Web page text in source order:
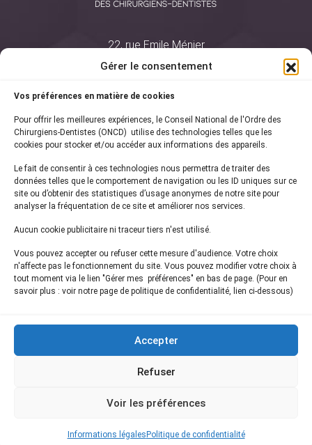
Gérer le consentement
Vos préférences en matière de cookies
Pour offrir les meilleures expériences, le Conseil National de l'Ordre des
Chirurgiens-Dentistes (ONCD) utilise des technologies telles que les
cookies pour stocker et/ou accéder aux informations des appareils.
Le fait de consentir à ces technologies nous permettra de traiter des
données telles que le comportement de navigation ou les ID uniques sur ce
site ou d’obtenir des statistiques d’usage anonymes de notre site pour
analyser la fréquentation de ce site et améliorer nos services.
Aucun cookie publicitaire ni traceur tiers n'est utilisé.
Vous pouvez accepter ou refuser cette mesure d'audience. Votre choix
n'affecte pas le fonctionnement du site. Vous pouvez modifier votre choix à
tout moment via le lien "Gérer mes préférences" en bas de page. (Pour en
savoir plus : voir notre page de politique de confidentialité, lien ci-dessous)
Accepter
Refuser
Voir les préférences
Informations légales Politique de confidentialité
22, rue Emile Ménier
75761 Paris Cedex 16
01 44 34 78 80
courrier@oncd.org
Actualités
Presse
Informations légales
Plan du site
Inscrivez-vous à notrenewsletter
Restez connecté